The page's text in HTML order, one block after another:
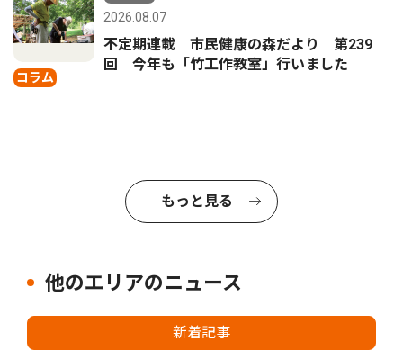
コラム
2026.08.07
不定期連載 市民健康の森だより 第239
回 今年も「竹工作教室」行いました
もっと見る
他のエリアのニュース
新着記事